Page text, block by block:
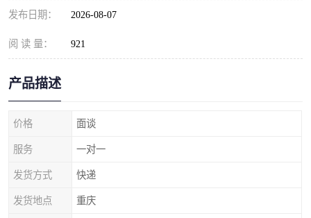
发布日期： 2026-08-07
阅 读 量： 921
产品描述
价格 面谈
服务 一对一
发货方式 快递
发货地点 重庆